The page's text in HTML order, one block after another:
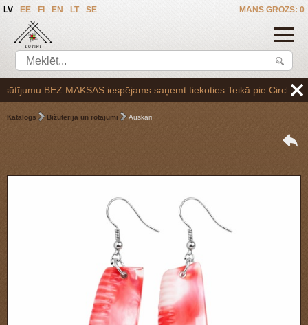
MANS GROZS: 0
LV EE FI EN LT SE
BEZ MAKSAS iespējams saņemt tiekoties Teikā pie Circle K
Katalogs Bižutērija un rotājumi Auskari